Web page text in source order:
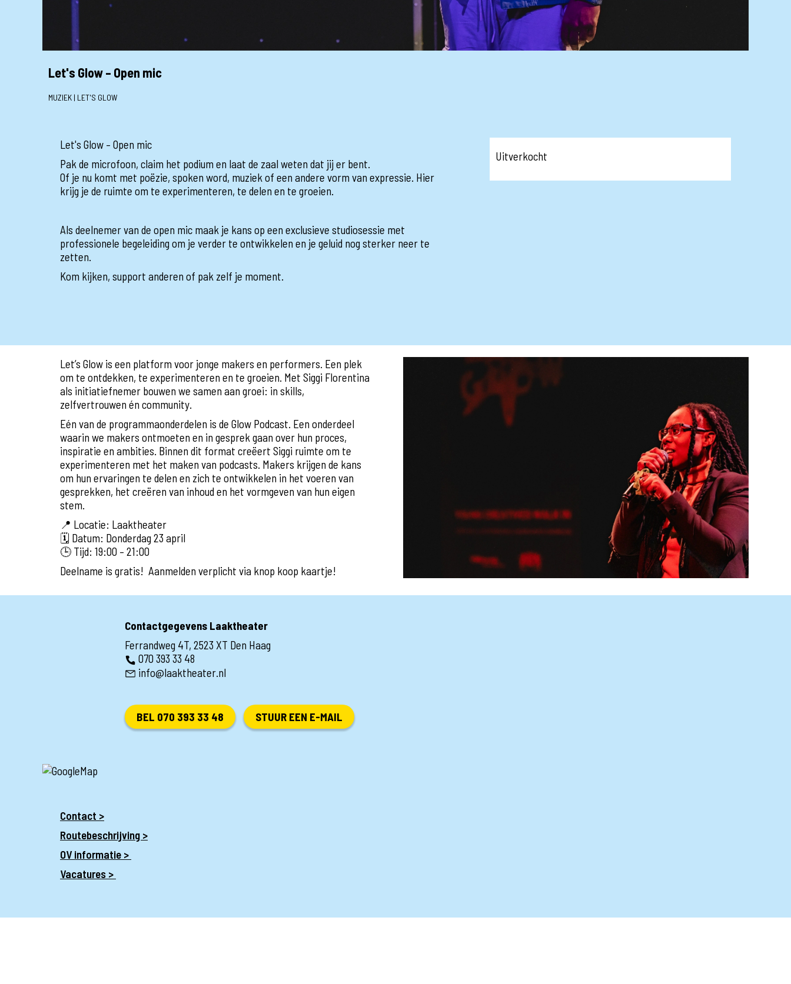
Let's Glow – Open mic
MUZIEK | LET'S GLOW
Let's Glow – Open mic
Pak de microfoon, claim het podium en laat de zaal weten dat jij er bent.
Of je nu komt met poëzie, spoken word, muziek of een andere vorm van expressie. Hier
krijg je de ruimte om te experimenteren, te delen en te groeien.
Als deelnemer van de open mic maak je kans op een exclusieve studiosessie met
professionele begeleiding om je verder te ontwikkelen en je geluid nog sterker neer te
zetten.
Kom kijken, support anderen of pak zelf je moment.
Uitverkocht
Let’s Glow is een platform voor jonge makers en performers. Een plek
om te ontdekken, te experimenteren en te groeien. Met Siggi Florentina
als initiatiefnemer bouwen we samen aan groei: in skills,
zelfvertrouwen én community.
Eén van de programmaonderdelen is de Glow Podcast. Een onderdeel
waarin we makers ontmoeten en in gesprek gaan over hun proces,
inspiratie en ambities. Binnen dit format creëert Siggi ruimte om te
experimenteren met het maken van podcasts. Makers krijgen de kans
om hun ervaringen te delen en zich te ontwikkelen in het voeren van
gesprekken, het creëren van inhoud en het vormgeven van hun eigen
stem.
📍 Locatie: Laaktheater
🗓️ Datum: Donderdag 23 april
🕒 Tijd: 19:00 – 21:00
Deelname is gratis! Aanmelden verplicht via knop koop kaartje!
Contactgegevens Laaktheater
Ferrandweg 4T, 2523 XT Den Haag
070 393 33 48
info@laaktheater.nl
BEL 070 393 33 48 STUUR EEN E-MAIL
Contact >
Routebeschrijving >
OV informatie >
Vacatures >